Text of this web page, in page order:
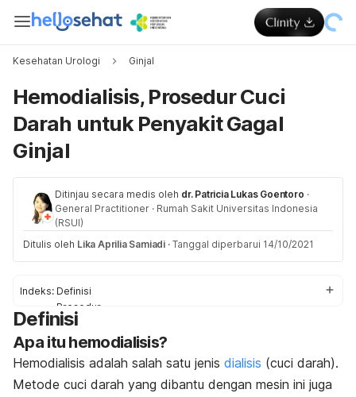
Kesehatan Urologi Ginjal
Hemodialisis, Prosedur Cuci
Darah untuk Penyakit Gagal
Ginjal
Ditinjau secara medis oleh dr. Patricia Lukas Goentoro ·
General Practitioner · Rumah Sakit Universitas Indonesia
(RSUI)
Ditulis oleh Lika Aprilia Samiadi · Tanggal diperbarui 14/10/2021
Indeks: Definisi
Prosedur
Persiapan
Efek samping
Pilihan pengobatan
Definisi
Apa itu hemodialisis?
Hemodialisis adalah salah satu jenis dialisis (cuci darah).
Metode cuci darah yang dibantu dengan mesin ini juga